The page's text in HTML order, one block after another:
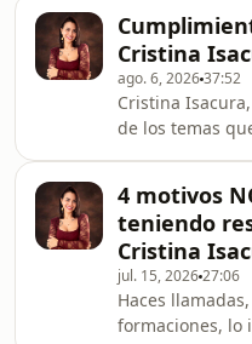
Cristina
ago. 6, 202637:52
Cristina
de los temas
puede decir,
cómo
siempre para
perder fuerza. Lo que vas a escuchar:
▪️ Cómo hablar
compensación
4 motivos
teniendo
Cristina
jul. 15, 202627:06
Haces
formaciones, lo